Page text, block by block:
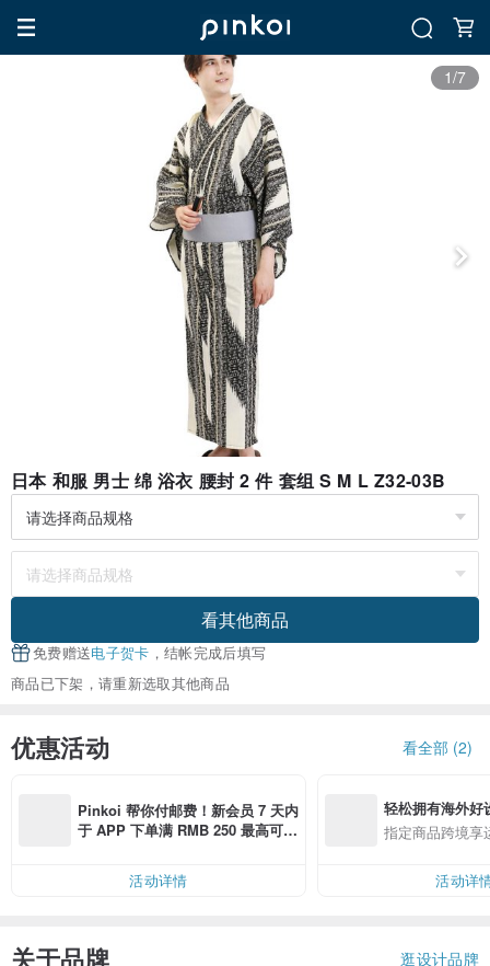
1/7
日本 和服 男士 绵 浴衣 腰封 2 件 套组 S M L Z32-03B
看其他商品
免费赠送电子贺卡 ，结帐完成后填写
商品已下架，请重新选取其他商品
优惠活动 看全部 (2)
Pinkoi 帮你付邮费！新会员 7 天内
于 APP 下单满 RMB 250 最高可折
活动详情
轻松拥有海外好
指定商品跨境享
活动详
关于品牌 逛设计品牌